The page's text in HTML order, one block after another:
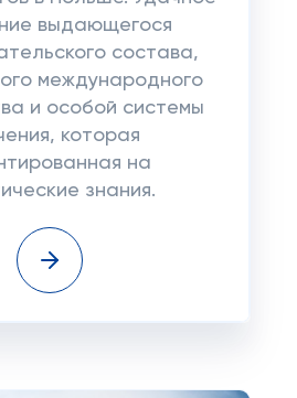
выдающегося
состава,
международного
и особой системы
которая
на
знания.